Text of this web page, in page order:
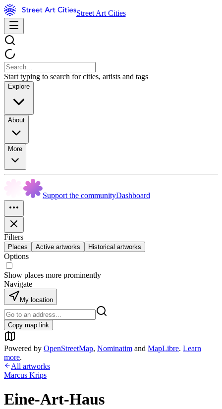
Street Art Cities
Start typing to search for cities, artists and tags
Explore
About
More
Support the communityDashboard
Filters
Places Active artworks Historical artworks
Options
Show places more prominently
Navigate
My location
Copy map link
Powered by OpenStreetMap, Nominatim and MapLibre. Learn
more.
All artworks
Marcus Krips
Eine-Art-Haus